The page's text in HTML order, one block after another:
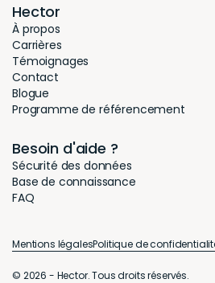
Hector
À propos
Carrières
Témoignages
Contact
Blogue
Programme de référencement
Besoin d'aide ?
Sécurité des données
Base de connaissance
FAQ
© 2026 - Hector. Tous droits réservés.
Mentions légalesPolitique de